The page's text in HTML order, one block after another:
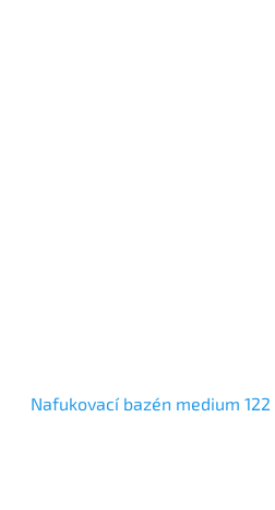
Nafukovací bazén medium